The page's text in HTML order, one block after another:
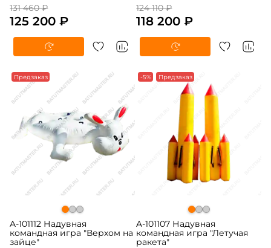
131 460 ₽
125 200 ₽
124 110 ₽
118 200 ₽
Предзаказ
A-101112 Надувная
командная игра "Верхом на
зайце"
-5% Предзаказ
A-101107 Надувная
командная игра "Летучая
ракета"